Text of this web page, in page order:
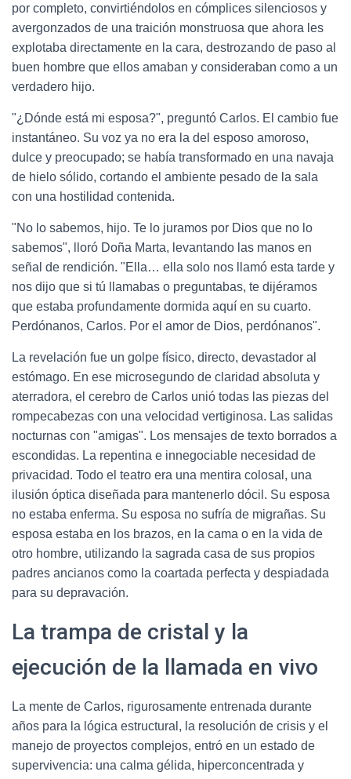
por completo, convirtiéndolos en cómplices silenciosos y
avergonzados de una traición monstruosa que ahora les
explotaba directamente en la cara, destrozando de paso al
buen hombre que ellos amaban y consideraban como a un
verdadero hijo.
"¿Dónde está mi esposa?", preguntó Carlos. El cambio fue
instantáneo. Su voz ya no era la del esposo amoroso,
dulce y preocupado; se había transformado en una navaja
de hielo sólido, cortando el ambiente pesado de la sala
con una hostilidad contenida.
"No lo sabemos, hijo. Te lo juramos por Dios que no lo
sabemos", lloró Doña Marta, levantando las manos en
señal de rendición. "Ella… ella solo nos llamó esta tarde y
nos dijo que si tú llamabas o preguntabas, te dijéramos
que estaba profundamente dormida aquí en su cuarto.
Perdónanos, Carlos. Por el amor de Dios, perdónanos".
La revelación fue un golpe físico, directo, devastador al
estómago. En ese microsegundo de claridad absoluta y
aterradora, el cerebro de Carlos unió todas las piezas del
rompecabezas con una velocidad vertiginosa. Las salidas
nocturnas con "amigas". Los mensajes de texto borrados a
escondidas. La repentina e innegociable necesidad de
privacidad. Todo el teatro era una mentira colosal, una
ilusión óptica diseñada para mantenerlo dócil. Su esposa
no estaba enferma. Su esposa no sufría de migrañas. Su
esposa estaba en los brazos, en la cama o en la vida de
otro hombre, utilizando la sagrada casa de sus propios
padres ancianos como la coartada perfecta y despiadada
para su depravación.
La trampa de cristal y la
ejecución de la llamada en vivo
La mente de Carlos, rigurosamente entrenada durante
años para la lógica estructural, la resolución de crisis y el
manejo de proyectos complejos, entró en un estado de
supervivencia: una calma gélida, hiperconcentrada y